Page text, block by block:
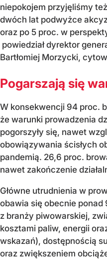
niepokojem przyjęliśmy
dwóch lat podwyżce
oraz po 5 proc. w
powiedział dyrektor
Bartłomiej Morzycki,
Pogarszają się
W konsekwencji 94 proc.
że warunki prowadzenia
pogorszyły się, nawet
obowiązywania ścisłych
pandemią. 26,6 proc.
nawet zakończenie
Główne utrudnienia w
obawia się obecnie
z branży piwowarskiej,
kosztami paliw, energii
wskazań), dostępnością
oraz zwiększeniem